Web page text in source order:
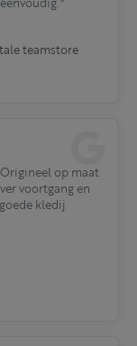
teamstore
op maat
voortgang en
kledij